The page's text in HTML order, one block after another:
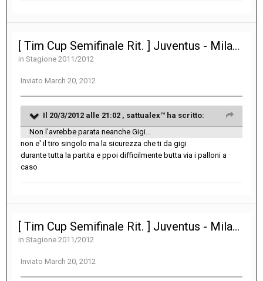
[ Tim Cup Semifinale Rit. ] Juventus - Milan 2-2
in Stagione 2011/2012
Inviato March 20, 2012
Il 20/3/2012 alle 21:02 , sattualex™ ha scritto:
Non l'avrebbe parata neanche Gigi...
non e' il tiro singolo ma la sicurezza che ti da gigi
durante tutta la partita e ppoi difficilmente butta via i palloni a
caso
[ Tim Cup Semifinale Rit. ] Juventus - Milan 2-2
in Stagione 2011/2012
Inviato March 20, 2012